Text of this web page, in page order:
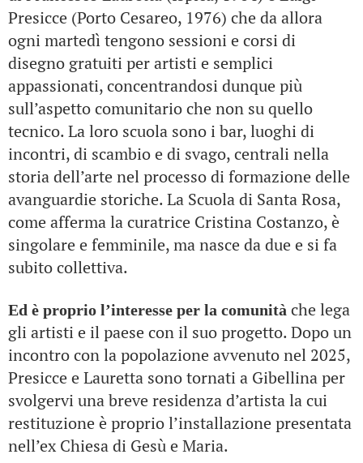
Presicce (Porto Cesareo, 1976) che da allora
ogni martedì tengono sessioni e corsi di
disegno gratuiti per artisti e semplici
appassionati, concentrandosi dunque più
sull’aspetto comunitario che non su quello
tecnico. La loro scuola sono i bar, luoghi di
incontri, di scambio e di svago, centrali nella
storia dell’arte nel processo di formazione delle
avanguardie storiche. La Scuola di Santa Rosa,
come afferma la curatrice Cristina Costanzo, è
singolare e femminile, ma nasce da due e si fa
subito collettiva.
Ed è proprio l’interesse per la comunità che lega
gli artisti e il paese con il suo progetto. Dopo un
incontro con la popolazione avvenuto nel 2025,
Presicce e Lauretta sono tornati a Gibellina per
svolgervi una breve residenza d’artista la cui
restituzione è proprio l’installazione presentata
nell’ex Chiesa di Gesù e Maria.